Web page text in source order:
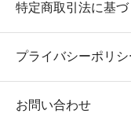
特定商取引法に基
プライバシーポリシ
お問い合わせ